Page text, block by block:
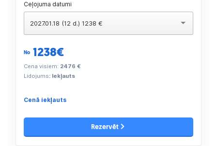
Ceļojuma datumi
2027.01.18 (12 d.) 1238 €
No 1238€
Cena visiem: 2476 €
Lidojums: Iekļauts
Cenā iekļauts
Rezervēt